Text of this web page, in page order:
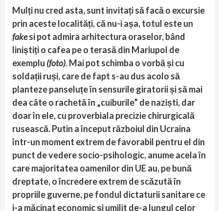
Mulți nu cred asta, sunt invitați să facă o excursie
prin aceste localități, că nu-i așa, totul este un
fakesi pot admira arhitectura oraselor, bând
liniștiți o cafea pe o terasă din Mariupol de
exemplu (foto). Mai pot schimba o vorbă și cu
soldații ruși, care de fapt s-au dus acolo să
planteze panseluțe în sensurile giratorii și să mai
dea câte o rachetă în „cuiburile” de naziști, dar
doar în ele, cu proverbiala precizie chirurgicală
rusească. Putin a început războiul din Ucraina
într-un moment extrem de favorabil pentru el din
punct de vedere socio-psihologic, anume acela în
care majoritatea oamenilor din UE au, pe bună
dreptate, o încredere extrem de scăzută în
propriile guverne, pe fondul dictaturii sanitare ce
i-a măcinat economic și umilit de-a lungul celor